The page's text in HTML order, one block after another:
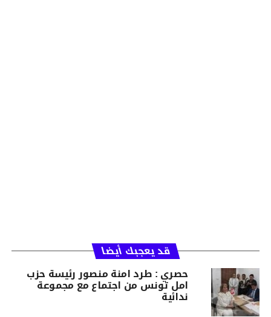
قد يعجبك أيضا
حصري : طرد امنة منصور رئيسة حزب
امل تونس من اجتماع مع مجموعة
ندائية